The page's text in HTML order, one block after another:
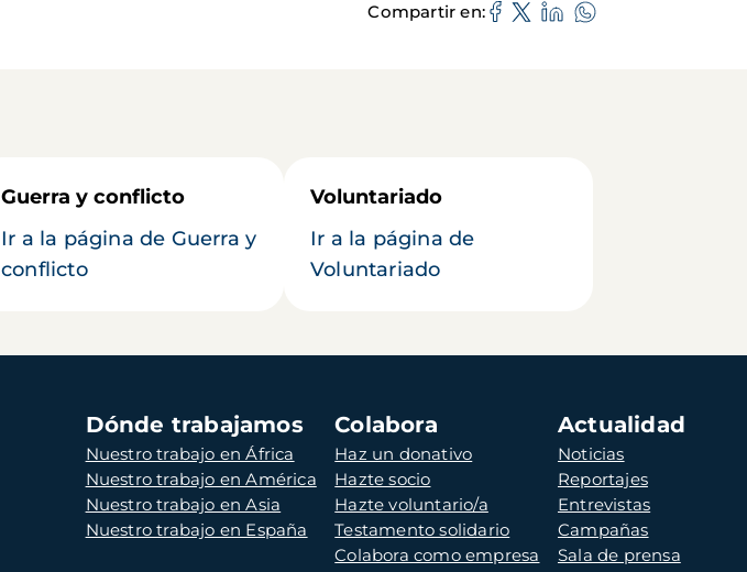
Compartir en
Guerra y conflicto
Ir a la página de Guerra y
conflicto
Voluntariado
Ir a la página de
Voluntariado
Dónde trabajamos
Nuestro trabajo en África
Nuestro trabajo en América
Nuestro trabajo en Asia
Nuestro trabajo en España
Colabora
Haz un donativo
Hazte socio
Hazte voluntario/a
Testamento solidario
Colabora como empresa
Actualidad
Noticias
Reportajes
Entrevistas
Campañas
Sala de prensa